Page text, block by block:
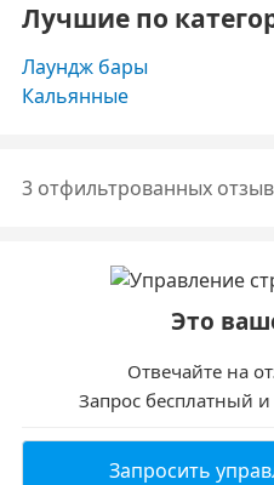
Лучшие по
Лаундж бары
Кальянные
3 отфильтрованных
Это
Отвечайте на
Запрос бесплатный
Запросить